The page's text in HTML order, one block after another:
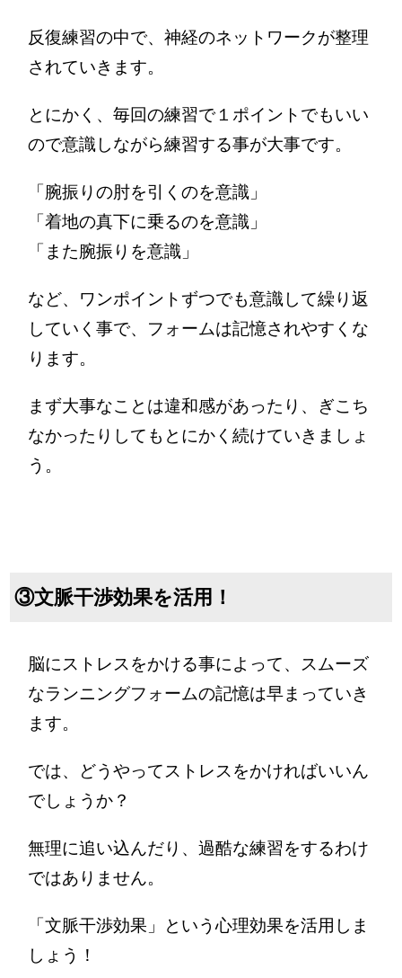
反復練習の中で、神経のネットワークが整理
されていきます。
とにかく、毎回の練習で１ポイントでもいい
ので意識しながら練習する事が大事です。
「腕振りの肘を引くのを意識」
「着地の真下に乗るのを意識」
「また腕振りを意識」
など、ワンポイントずつでも意識して繰り返
していく事で、フォームは記憶されやすくな
ります。
まず大事なことは違和感があったり、ぎこち
なかったりしてもとにかく続けていきましょ
う。
③文脈干渉効果を活用！
脳にストレスをかける事によって、スムーズ
なランニングフォームの記憶は早まっていき
ます。
では、どうやってストレスをかければいいん
でしょうか？
無理に追い込んだり、過酷な練習をするわけ
ではありません。
「文脈干渉効果」という心理効果を活用しま
しょう！